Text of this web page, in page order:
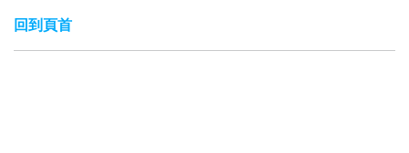
回到頁首